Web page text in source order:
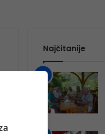
Najčitanije